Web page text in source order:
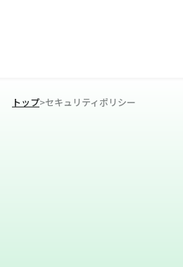
トップ>セキュリティポリシー